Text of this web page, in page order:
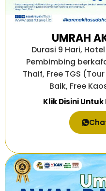
UMRAH
Durasi 9 Hari,
Pembimbing
Thaif, Free TGS
Baik, Free
Klik Disini